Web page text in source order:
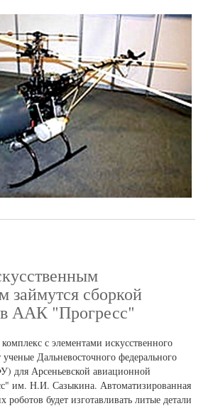
займутся сборкой
в ААК "Прогресс"
с элементами искусственного
ученые Дальневосточного федерального
для Арсеньевской авиационной
им. Н.И. Сазыкина. Автоматизированная
роботов будет изготавливать литые детали